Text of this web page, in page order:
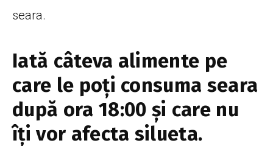
seara.
Iată câteva alimente pe
care le poți consuma seara
după ora 18:00 și care nu
îți vor afecta silueta.